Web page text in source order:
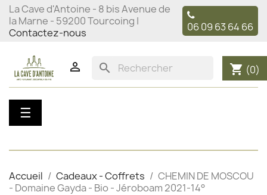
La Cave d'Antoine - 8 bis Avenue de
la Marne - 59200 Tourcoing |
Contactez-nous
06 09 63 64 66
 search shopping_cart (0)
Basculer
la
☰
Accueil Cadeaux - Coffrets
CHEMIN DE MOSCOU
- Domaine Gayda - Bio - Jéroboam 2021-14°